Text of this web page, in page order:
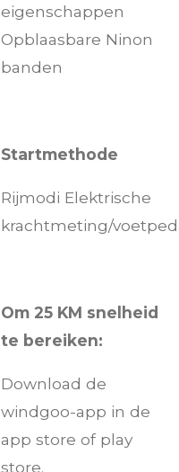
eigenschappen
Opblaasbare Ninon
banden
Startmethode
Rijmodi Elektrische
krachtmeting/
Om 25 KM snelheid
te bereiken:
Download de
windgoo-app in de
app store of play
store.